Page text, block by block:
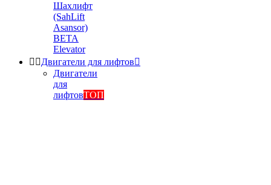
Шахлифт
(SahLift
Asansor)
BETA
Elevator
 Двигатели для лифтов
Двигатели
для
лифтовТОП